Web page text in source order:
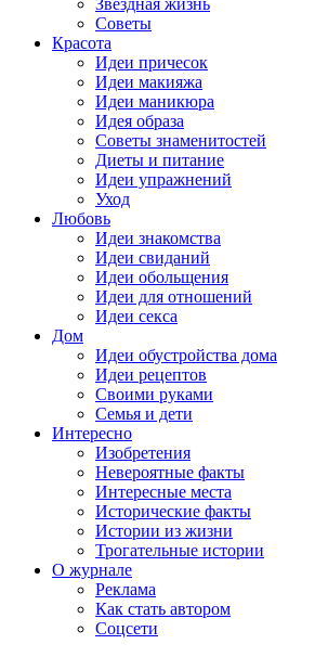
Звездная жизнь
Советы
Красота
Идеи причесок
Идеи макияжа
Идеи маникюра
Идея образа
Советы знаменитостей
Диеты и питание
Идеи упражнений
Уход
Любовь
Идеи знакомства
Идеи свиданий
Идеи обольщения
Идеи для отношений
Идеи секса
Дом
Идеи обустройства дома
Идеи рецептов
Своими руками
Семья и дети
Интересно
Изобретения
Невероятные факты
Интересные места
Исторические факты
Истории из жизни
Трогательные истории
О журнале
Реклама
Как стать автором
Соцсети